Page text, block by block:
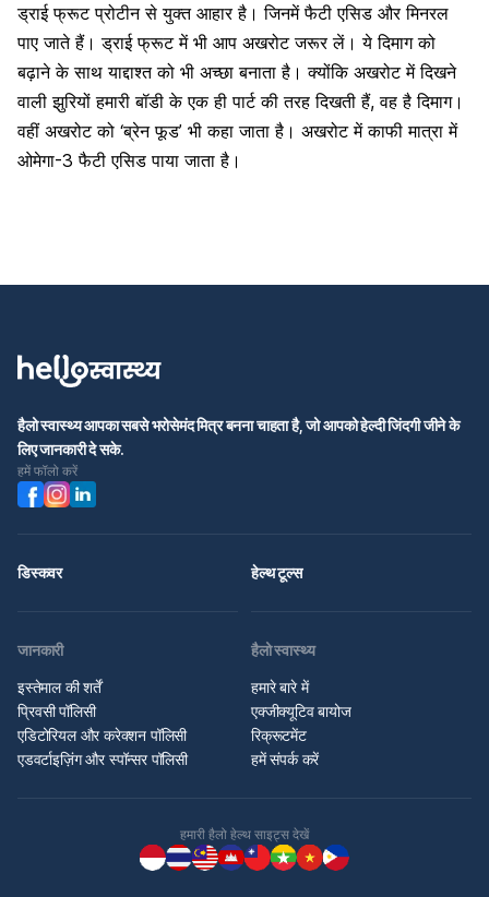
ड्राई फ्रूट प्रोटीन से युक्‍त आहार है। जिनमें फैटी एसिड और मिनरल
पाए जाते हैं। ड्राई फ्रूट में भी आप अखरोट जरूर लें। ये दिमाग को
बढ़ाने के साथ याद्दाश्त को भी अच्छा बनाता है। क्योंकि अखरोटमें दिखने
वाली झुरियों हमारी बॉडी के एक ही पार्ट की तरह दिखती हैं, वह है दिमाग।
वहीं अखरोटको ‘ब्रेन फूड’ भी कहा जाता है। अखरोट में काफी मात्रा में
ओमेगा-3 फैटी एसिड पाया जाता है।
हैलो स्वास्थ्य आपका सबसे भरोसेमंद मित्र बनना चाहता है, जो आपको हेल्दी जिंदगी जीने के
लिए जानकारी दे सके.
हमें फॉलो करें
डिस्कवर हेल्थ टूल्स
जानकारी
इस्तेमाल की शर्तें
प्रिवसी पॉलिसी
एडिटोरियल और करेक्शन पॉलिसी
एडवर्टाइज़िंग और स्पॉन्सर पॉलिसी
हैलो स्वास्थ्य
हमारे बारे में
एक्जीक्यूटिव बायोज
रिक्रूटमेंट
हमें संपर्क करें
हमारी हैलो हेल्थ साइट्स देखें